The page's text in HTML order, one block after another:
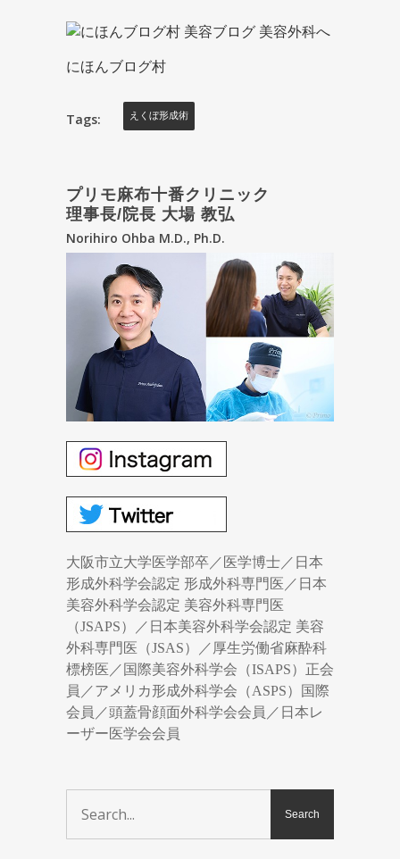
にほんブログ村
Tags: えくぼ形成術
プリモ麻布十番クリニック
理事長/院長 大場 教弘
Norihiro Ohba M.D., Ph.D.
大阪市立大学医学部卒／医学博士／日本
形成外科学会認定 形成外科専門医／日本
美容外科学会認定 美容外科専門医
（JSAPS）／日本美容外科学会認定 美容
外科専門医（JSAS）／厚生労働省麻酔科
標榜医／国際美容外科学会（ISAPS）正会
員／アメリカ形成外科学会（ASPS）国際
会員／頭蓋骨顔面外科学会会員／日本レ
ーザー医学会会員